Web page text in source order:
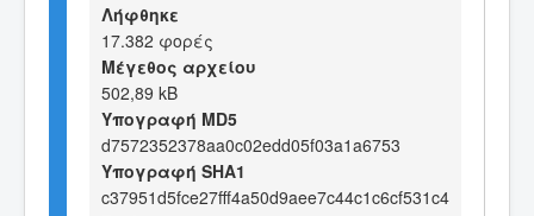
Λήφθηκε
17.382 φορές
Μέγεθος αρχείου
502,89 kB
Υπογραφή MD5
d7572352378aa0c02edd05f03a1a6753
Υπογραφή SHA1
c37951d5fce27fff4a50d9aee7c44c1c6cf531c4